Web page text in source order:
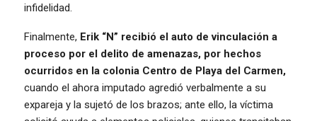
infidelidad.
Finalmente, Erik “N” recibió el auto de vinculación a
proceso por el delito de amenazas, por hechos
ocurridos en la colonia Centro de Playa del Carmen,
cuando el ahora imputado agredió verbalmente a su
expareja y la sujetó de los brazos; ante ello, la víctima